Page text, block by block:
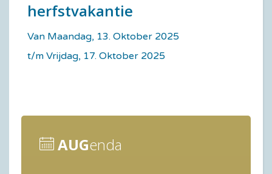
herfstvakantie
Van Maandag, 13. Oktober 2025
t/m Vrijdag, 17. Oktober 2025
AUGenda